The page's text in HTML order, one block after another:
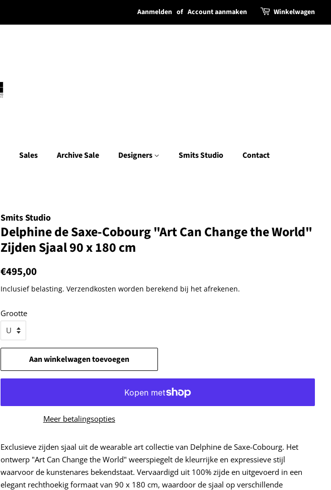
Aanmelden of Account aanmaken Winkelwagen
Sales Archive Sale Designers Smits Studio Contact
Smits Studio
Delphine de Saxe-Cobourg "Art Can Change the World"
Zijden Sjaal 90 x 180 cm
Normale
€495,00
Inclusief belasting. Verzendkosten worden berekend bij het afrekenen.
Grootte
Aan winkelwagen toevoegen
Meer betalingsopties
Exclusieve zijden sjaal uit de wearable art collectie van Delphine de Saxe-Cobourg. Het
ontwerp "Art Can Change the World" weerspiegelt de kleurrijke en expressieve stijl
waarvoor de kunstenares bekendstaat. Vervaardigd uit 100% zijde en uitgevoerd in een
elegant rechthoekig formaat van 90 x 180 cm, waardoor de sjaal op verschillende